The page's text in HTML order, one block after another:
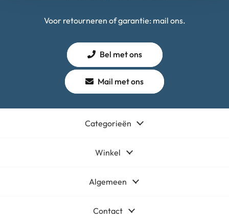
Voor retourneren of garantie: mail ons.
Bel met ons
Mail met ons
Categorieën
Winkel
Algemeen
Contact